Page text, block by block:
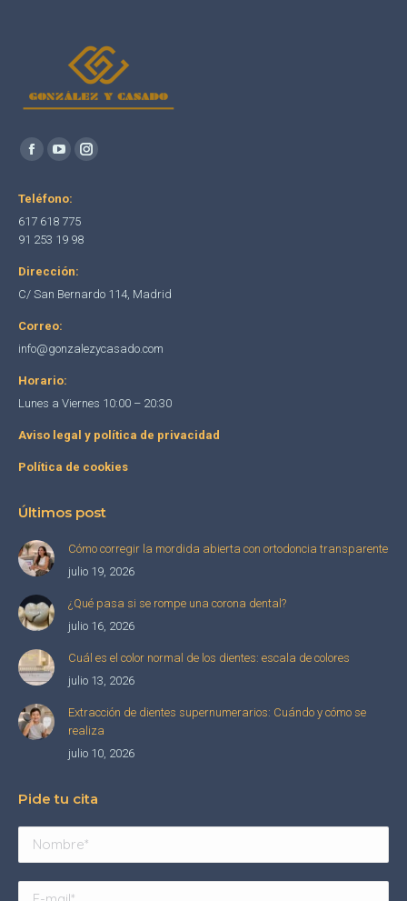
Encuéntranos en:
Facebook
opens
in
window
YouTube
opens
in
window
Instagram
Teléfono:
617 618 775
91 253 19 98
Dirección:
C/ San Bernardo 114, Madrid
Correo:
info@gonzalezycasado.com
Horario:
Lunes a Viernes 10:00 – 20:30
Aviso legal y política de privacidad
Política de cookies
Últimos post
Cómo corregir la mordida abierta con ortodoncia transparente
julio 19, 2026
¿Qué pasa si se rompe una corona dental?
julio 16, 2026
Cuál es el color normal de los dientes: escala de colores
julio 13, 2026
Extracción de dientes supernumerarios: Cuándo y cómo se
realiza
julio 10, 2026
Pide tu cita